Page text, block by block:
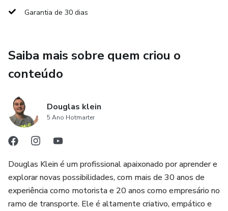
Garantia de 30 dias
Saiba mais sobre quem criou o
conteúdo
Douglas klein
5 Ano Hotmarter
Douglas Klein é um profissional apaixonado por aprender e
explorar novas possibilidades, com mais de 30 anos de
experiência como motorista e 20 anos como empresário no
ramo de transporte. Ele é altamente criativo, empático e